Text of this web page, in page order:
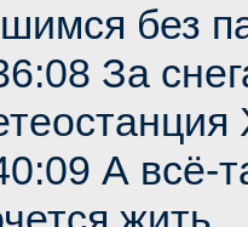
без
За
А всё-